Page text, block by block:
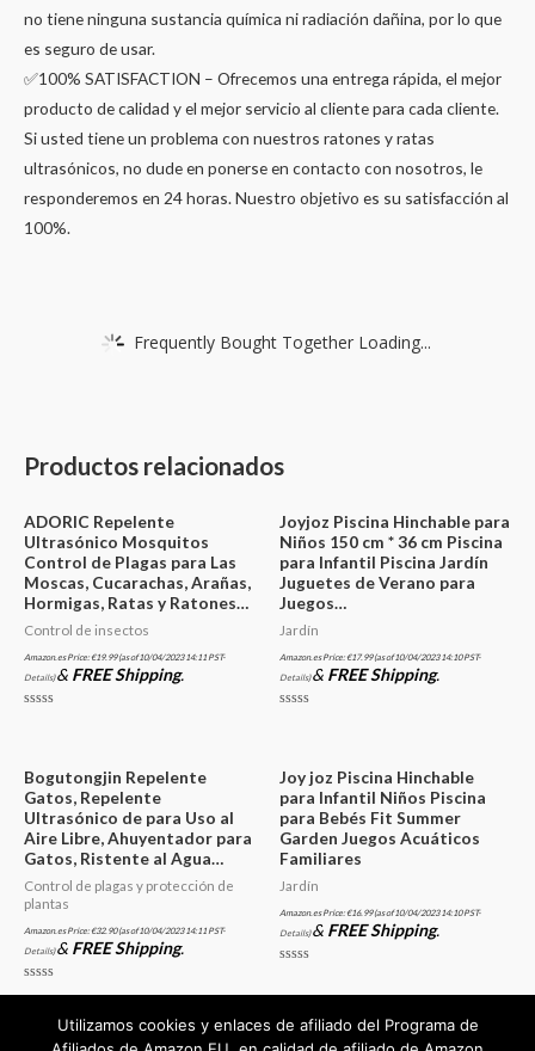
no tiene ninguna sustancia química ni radiación dañina, por lo que
es seguro de usar.
✅100% SATISFACTION – Ofrecemos una entrega rápida, el mejor
producto de calidad y el mejor servicio al cliente para cada cliente.
Si usted tiene un problema con nuestros ratones y ratas
ultrasónicos, no dude en ponerse en contacto con nosotros, le
responderemos en 24 horas. Nuestro objetivo es su satisfacción al
100%.
Frequently Bought Together Loading...
Productos relacionados
ADORIC Repelente
Ultrasónico Mosquitos
Control de Plagas para Las
Moscas, Cucarachas, Arañas,
Hormigas, Ratas y Ratones…
Control de insectos
Amazon.es Price:€19.99(as of 10/04/2023 14:11 PST-
Details)& FREE Shipping.
5
Joyjoz Piscina Hinchable para
Niños 150 cm * 36 cm Piscina
para Infantil Piscina Jardín
Juguetes de Verano para
Juegos…
Jardín
Amazon.es Price:€17.99(as of 10/04/2023 14:10 PST-
Details)& FREE Shipping.
5
Bogutongjin Repelente
Gatos, Repelente
Ultrasónico de para Uso al
Aire Libre, Ahuyentador para
Gatos, Ristente al Agua…
Control de plagas y protección de
plantas
Amazon.es Price:€32.90(as of 10/04/2023 14:11 PST-
Details)& FREE Shipping.
Valorado
Joy joz Piscina Hinchable
para Infantil Niños Piscina
para Bebés Fit Summer
Garden Juegos Acuáticos
Familiares
Jardín
Amazon.es Price:€16.99(as of 10/04/2023 14:10 PST-
Details)& FREE Shipping.
5
Utilizamos cookies y enlaces de afiliado del Programa de